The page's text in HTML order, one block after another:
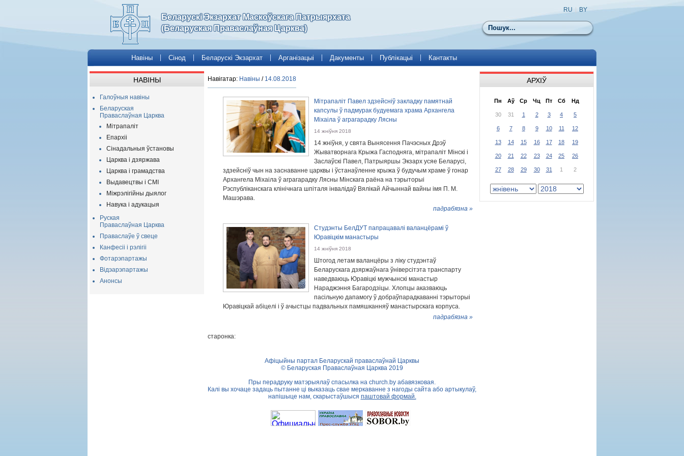
Беларускі Экзархат Маскоўскага Патрыярхата
(Беларуская Праваслаўная Царква)
Пошук
RU BY
Навіны Сінод Беларускі Экзархат Арганізацыі Дакументы Публікацыі Кантакты
НАВІНЫ
Галоўныя навіны
Беларуская
Праваслаўная Царква
Мітрапаліт
Епархіі
Сінадальныя ўстановы
Царква і дзяржава
Царква і грамадства
Выдавецтвы і СМІ
Міжрэлігійны дыялог
Навука і адукацыя
Руская
Праваслаўная Царква
Праваслаўе ў свеце
Канфесіі і рэлігіі
Фотарэпартажы
Відэарэпартажы
Анонсы
Навігатар: Навіны / 14.08.2018
Мітрапаліт Павел здзейсніў закладку памятнай
капсулы ў падмурак будуемага храма Архангела
Міхаіла ў аграгарадку Лясны
14 жніўня 2018
14 жніўня, у свята Вынясення Пачэсных Дрэў
Жыватворнага Крыжа Гасподняга, мітрапаліт Мінскі і
Заслаўскі Павел, Патрыяршы Экзарх усяе Беларусі,
здзейсніў чын на заснаванне царквы і ўстанаўленне крыжа ў будучым храме ў гонар
Архангела Міхаіла ў аграгарадку Лясны Мінскага раёна на тэрыторыі
Рэспубліканскага клінічнага шпіталя інвалідаў Вялікай Айчыннай вайны імя П. М.
Машэрава.
падрабязна »
Студэнты БелДУТ папрацавалі валанцёрамі ў
Юравіцкім манастыры
14 жніўня 2018
Штогод летам валанцёры з ліку студэнтаў
Беларускага дзяржаўнага ўніверсітэта транспарту
наведваюць Юравіцкі мужчынскі манастыр
Нараджэння Багародзіцы. Хлопцы аказваюць
пасільную дапамогу ў добраўпарадкаванні тэрыторыі
Юравіцкай абіцелі і ў ачыстцы падвальных памяшканняў манастырскага корпуса.
падрабязна »
старонка:
АРХІЎ
Пн Аў Ср Чц Пт Сб Нд
30 31 1 2 3 4 5
6 7 8 9 10 11 12
13 14 15 16 17 18 19
20 21 22 23 24 25 26
27 28 29 30 31 1 2
Афіцыйны партал Беларускай праваслаўнай Царквы
© Беларуская Праваслаўная Царква 2019
Пры перадруку матэрыялаў спасылка на church.by абавязковая.
Калі вы хочаце задаць пытанне ці выказаць свае меркаванне з нагоды сайта або артыкулаў,
напішыце нам, скарыстаўшыся паштовай формай.